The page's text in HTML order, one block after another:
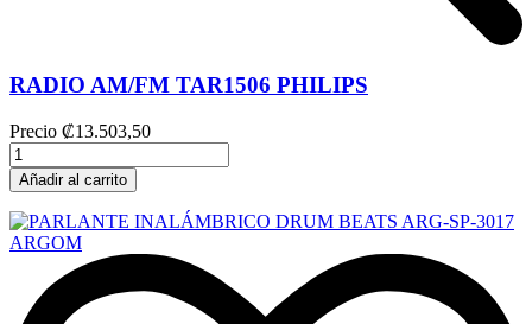
RADIO AM/FM TAR1506 PHILIPS
Precio ₡13.503,50
Añadir al carrito